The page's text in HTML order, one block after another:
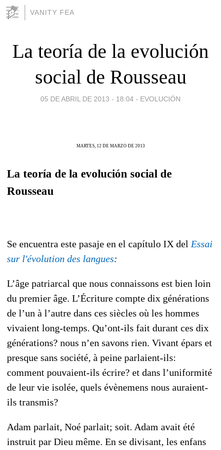
VANITY FEA
La teoría de la evolución
social de Rousseau
05 DE ABRIL DE 2013 - 18:04 - EVOLUCIÓN
MARTES, 12 DE MARZO DE 2013
La teoría de la evolución social de
Rousseau
Se encuentra este pasaje en el capítulo IX del Essai
sur l'évolution des langues:
L’âge patriarcal que nous connaissons est bien loin
du premier âge. L’Écriture compte dix générations
de l’un à l’autre dans ces siècles où les hommes
vivaient long-temps. Qu’ont-ils fait durant ces dix
générations? nous n’en savons rien. Vivant épars et
presque sans société, à peine parlaient-ils:
comment pouvaient-ils écrire? et dans l’uniformité
de leur vie isolée, quels évènemens nous auraient-
ils transmis?
Adam parlait, Noé parlait; soit. Adam avait été
instruit par Dieu même. En se divisant, les enfans